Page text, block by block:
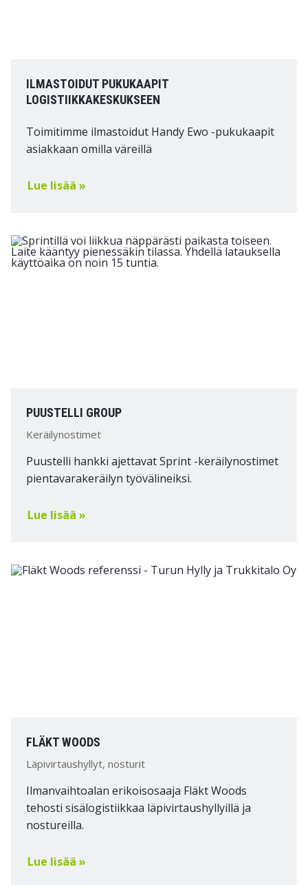
ILMASTOIDUT PUKUKAAPIT
LOGISTIIKKAKESKUKSEEN
Toimitimme ilmastoidut Handy Ewo -pukukaapit
asiakkaan omilla väreillä
Lue lisää »
PUUSTELLI GROUP
Keräilynostimet
Puustelli hankki ajettavat Sprint -keräilynostimet
pientavarakeräilyn työvälineiksi.
Lue lisää »
FLÄKT WOODS
Läpivirtaushyllyt, nosturit
Ilmanvaihtoalan erikoisosaaja Fläkt Woods
tehosti sisälogistiikkaa läpivirtaushyllyillä ja
nostureilla.
Lue lisää »